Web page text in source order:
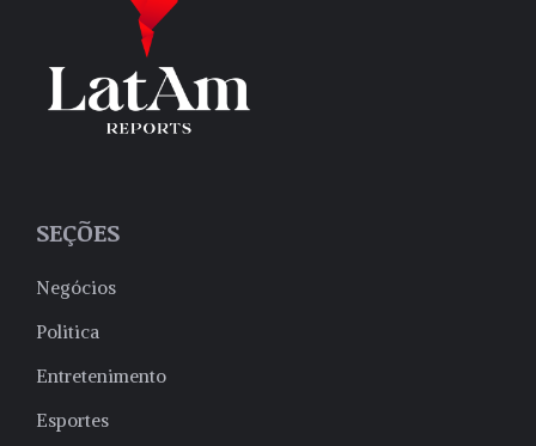
SEÇÕES
Negócios
Politica
Entretenimento
Esportes